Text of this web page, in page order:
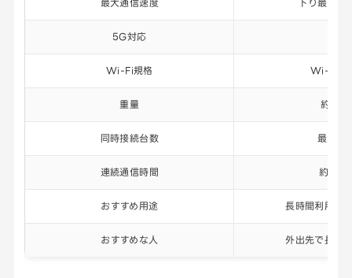
最大通信速度 下り最大
5G対応
Wi-Fi規格 Wi-Fi 7
重量 約
同時接続台数 最大64
連続通信時間 約11時
おすすめ用途 長時間利用・
おすすめな人 外出先で長く